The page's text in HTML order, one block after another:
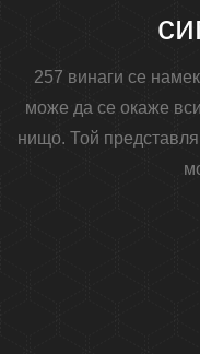
257 винаги се
може да се окаже
нищо. Той